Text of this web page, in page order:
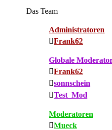
Das Team
Administratoren
Frank62
Globale
Frank62
sonnschein
Test_Mod
Moderatoren
Mueck